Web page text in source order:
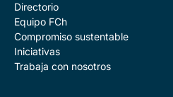
Directorio
Equipo FCh
Compromiso sustentable
Iniciativas
Trabaja con nosotros